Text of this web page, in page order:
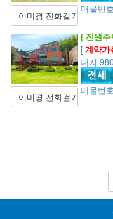
매물번
이미경 전화걸기
[ 전원
[계약가
대지
매물번
이미경 전화걸기